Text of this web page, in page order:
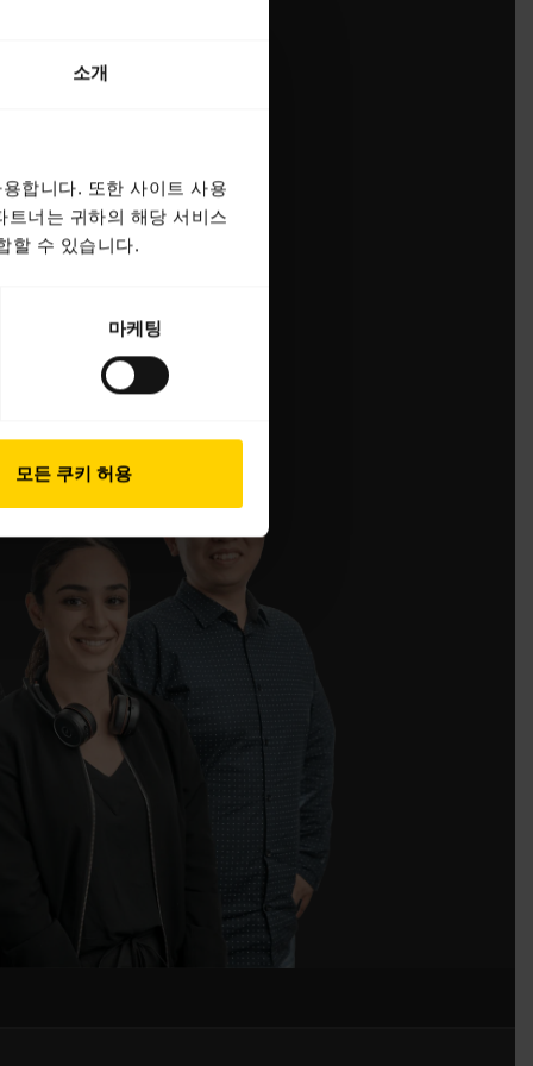
소개
합니다. 또한 사이트 사용
너는 귀하의 해당 서비스
할 수 있습니다.
마케팅
모든 쿠키 허용